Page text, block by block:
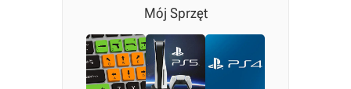
Mój Sprzęt